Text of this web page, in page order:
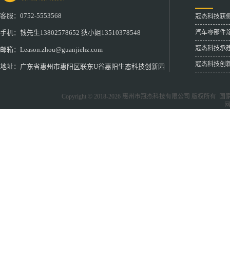
客服：0752-5553568
手机：钱先生13802578652 狄小姐13510378548
邮箱：Leason.zhou@guanjiehz.com
地址：广东省惠州市惠阳区联东U谷惠阳生态科技创新园
冠杰科技获
汽车零部件
冠杰科技承
冠杰科技创
Copyright © 2018-2026 惠州市冠杰科技有限公司
版权所有 国